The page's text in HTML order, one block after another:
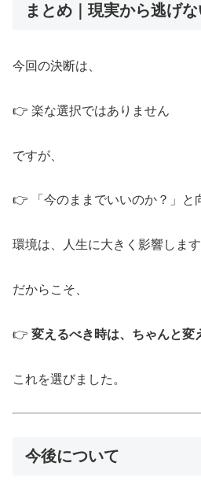
まとめ｜現実から逃げ
今回の決断は、
👉 楽な選択ではありません
ですが、
👉 「今のままでいいのか？」と
環境は、人生に大きく影響します
だからこそ、
👉 変えるべき時は、ちゃんと変
これを選びました。
今後について